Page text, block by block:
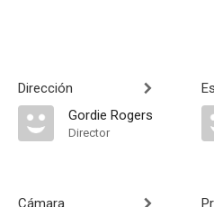
Dirección
Gordie Rogers
Director
Cámara